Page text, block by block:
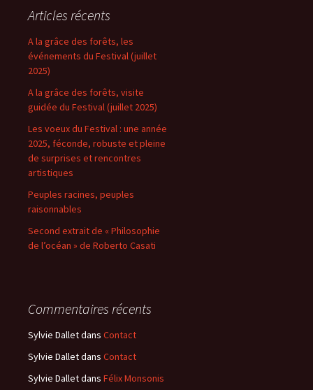
Articles récents
A la grâce des forêts, les
événements du Festival (juillet
2025)
A la grâce des forêts, visite
guidée du Festival (juillet 2025)
Les voeux du Festival : une année
2025, féconde, robuste et pleine
de surprises et rencontres
artistiques
Peuples racines, peuples
raisonnables
Second extrait de « Philosophie
de l’océan » de Roberto Casati
Commentaires récents
Sylvie Dalletdans Contact
Sylvie Dalletdans Contact
Sylvie Dalletdans Félix Monsonis